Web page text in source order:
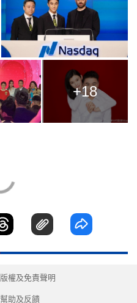
+18
版權及免責聲明
幫助及反饋